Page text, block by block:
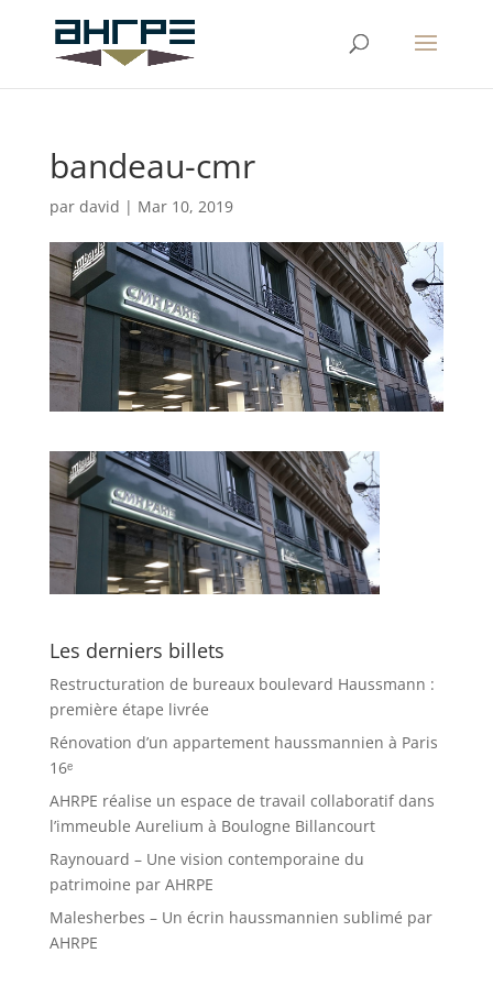
bandeau-cmr
par david | Mar 10, 2019
Les derniers billets
Restructuration de bureaux boulevard Haussmann :
première étape livrée
Rénovation d’un appartement haussmannien à Paris
16ᵉ
AHRPE réalise un espace de travail collaboratif dans
l’immeuble Aurelium à Boulogne Billancourt
Raynouard – Une vision contemporaine du
patrimoine par AHRPE
Malesherbes – Un écrin haussmannien sublimé par
AHRPE